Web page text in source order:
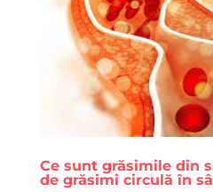
Ce sunt grăsimile din
de grăsimi circulă în